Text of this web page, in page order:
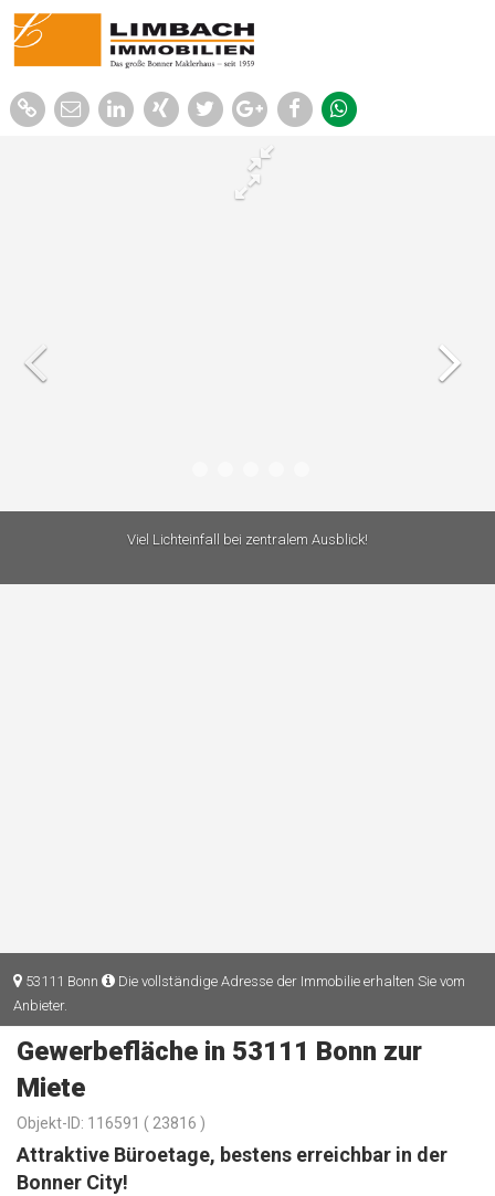
Viel Lichteinfall bei zentralem Ausblick!
53111 Bonn
Die vollständige Adresse der Immobilie erhalten Sie vom
Anbieter.
Gewerbefläche in 53111 Bonn zur
Miete
Objekt-ID: 116591 ( 23816 )
Attraktive Büroetage, bestens erreichbar in der
Bonner City!